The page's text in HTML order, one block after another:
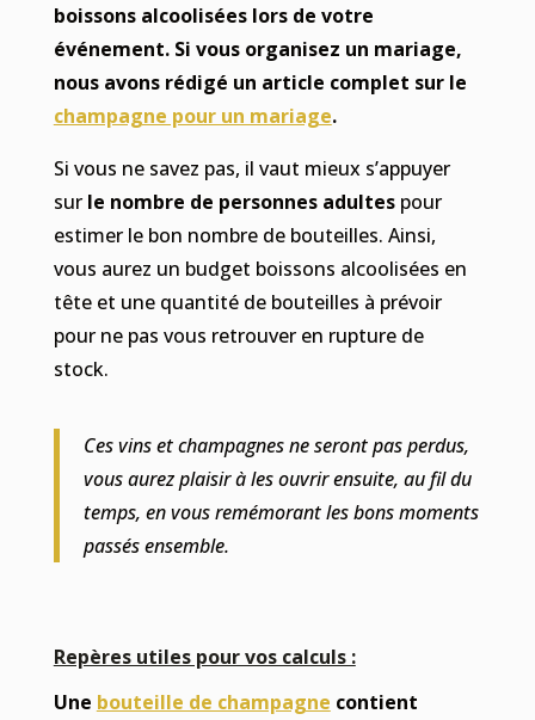
boissons alcoolisées lors de votre
événement. Si vous organisez un mariage,
nous avons rédigé un article complet sur le
champagne pour un mariage.
Si vous ne savez pas, il vaut mieux s’appuyer
surle nombre de personnes adultes pour
estimer le bon nombre de bouteilles. Ainsi,
vous aurez un budget boissons alcoolisées en
tête et une quantité de bouteilles à prévoir
pour ne pas vous retrouver en rupture de
stock.
Ces vins et champagnes ne seront pas perdus,
vous aurez plaisir à les ouvrir ensuite, au fil du
temps, en vous remémorant les bons moments
passés ensemble.
Repères utiles pour vos calculs :
Une bouteille de champagne contient